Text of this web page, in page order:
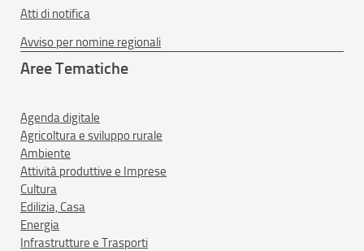
Atti di notifica
Avviso per nomine regionali
Aree Tematiche
Agenda digitale
Agricoltura e sviluppo rurale
Ambiente
Attività produttive e Imprese
Cultura
Edilizia, Casa
Energia
Infrastrutture e Trasporti